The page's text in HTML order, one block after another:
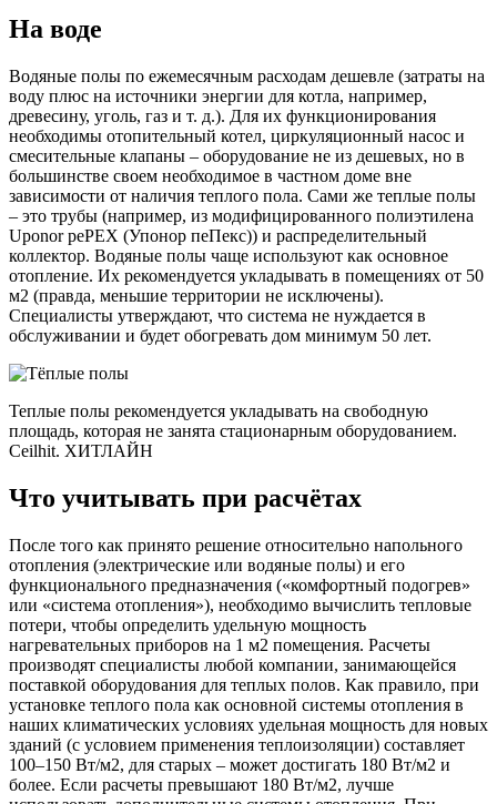
На воде
Водяные полы по ежемесячным расходам дешевле (затраты на
воду плюс на источники энергии для котла, например,
древесину, уголь, газ и т. д.). Для их функционирования
необходимы отопительный котел, циркуляционный насос и
смесительные клапаны – оборудование не из дешевых, но в
большинстве своем необходимое в частном доме вне
зависимости от наличия теплого пола. Сами же теплые полы
– это трубы (например, из модифицированного полиэтилена
Uponor pePEX (Упонор пеПекс)) и распределительный
коллектор. Водяные полы чаще используют как основное
отопление. Их рекомендуется укладывать в помещениях от 50
м2 (правда, меньшие территории не исключены).
Специалисты утверждают, что система не нуждается в
обслуживании и будет обогревать дом минимум 50 лет.
Теплые полы рекомендуется укладывать на свободную
площадь, которая не занята стационарным оборудованием.
Ceilhit. ХИТЛАЙН
Что учитывать при расчётах
После того как принято решение относительно напольного
отопления (электрические или водяные полы) и его
функционального предназначения («комфортный подогрев»
или «система отопления»), необходимо вычислить тепловые
потери, чтобы определить удельную мощность
нагревательных приборов на 1 м2 помещения. Расчеты
производят специалисты любой компании, занимающейся
поставкой оборудования для теплых полов. Как правило, при
установке теплого пола как основной системы отопления в
наших климатических условиях удельная мощность для новых
зданий (с условием применения теплоизоляции) составляет
100–150 Вт/м2, для старых – может достигать 180 Вт/м2 и
более. Если расчеты превышают 180 Вт/м2, лучше